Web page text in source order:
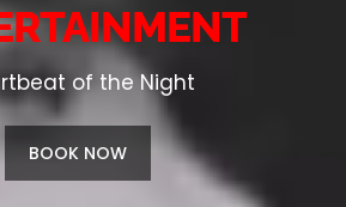
of the Night
BOOK NOW